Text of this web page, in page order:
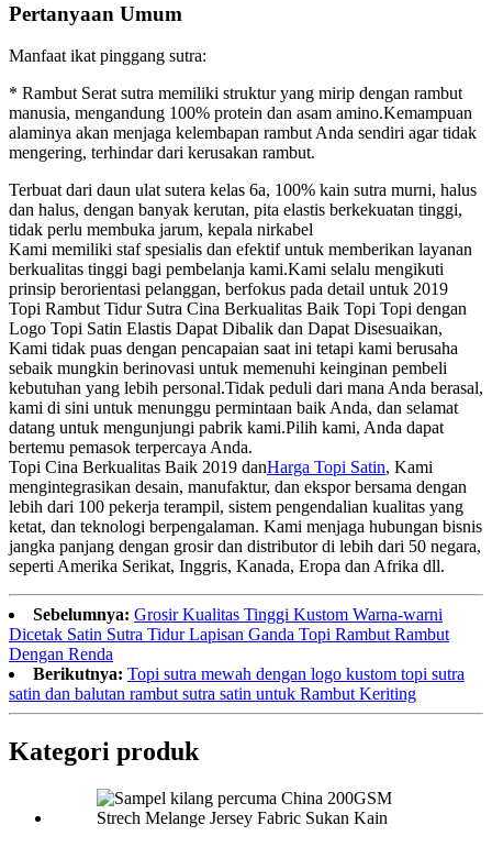
Pertanyaan Umum
Manfaat ikat pinggang sutra:
* Rambut Serat sutra memiliki struktur yang mirip dengan rambut
manusia, mengandung 100% protein dan asam amino.Kemampuan
alaminya akan menjaga kelembapan rambut Anda sendiri agar tidak
mengering, terhindar dari kerusakan rambut.
Terbuat dari daun ulat sutera kelas 6a, 100% kain sutra murni, halus
dan halus, dengan banyak kerutan, pita elastis berkekuatan tinggi,
tidak perlu membuka jarum, kepala nirkabel
Kami memiliki staf spesialis dan efektif untuk memberikan layanan
berkualitas tinggi bagi pembelanja kami.Kami selalu mengikuti
prinsip berorientasi pelanggan, berfokus pada detail untuk 2019
Topi Rambut Tidur Sutra Cina Berkualitas Baik Topi Topi dengan
Logo Topi Satin Elastis Dapat Dibalik dan Dapat Disesuaikan,
Kami tidak puas dengan pencapaian saat ini tetapi kami berusaha
sebaik mungkin berinovasi untuk memenuhi keinginan pembeli
kebutuhan yang lebih personal.Tidak peduli dari mana Anda berasal,
kami di sini untuk menunggu permintaan baik Anda, dan selamat
datang untuk mengunjungi pabrik kami.Pilih kami, Anda dapat
bertemu pemasok terpercaya Anda.
Topi Cina Berkualitas Baik 2019 danHarga Topi Satin, Kami
mengintegrasikan desain, manufaktur, dan ekspor bersama dengan
lebih dari 100 pekerja terampil, sistem pengendalian kualitas yang
ketat, dan teknologi berpengalaman. Kami menjaga hubungan bisnis
jangka panjang dengan grosir dan distributor di lebih dari 50 negara,
seperti Amerika Serikat, Inggris, Kanada, Eropa dan Afrika dll.
Sebelumnya: Grosir Kualitas Tinggi Kustom Warna-warni
Dicetak Satin Sutra Tidur Lapisan Ganda Topi Rambut Rambut
Dengan Renda
Berikutnya: Topi sutra mewah dengan logo kustom topi sutra
satin dan balutan rambut sutra satin untuk Rambut Keriting
Kategori produk